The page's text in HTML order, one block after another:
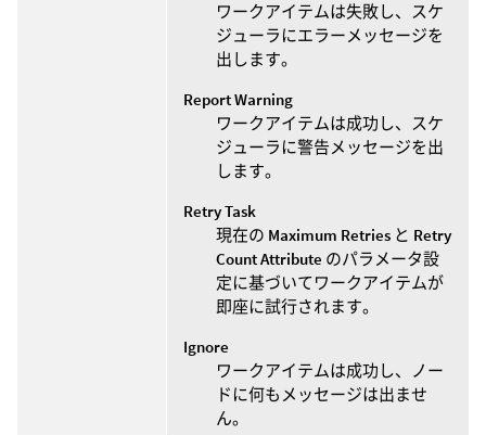
ワークアイテムは失敗し、スケ
ジューラにエラーメッセージを
出します。
Report Warning
ワークアイテムは成功し、スケ
ジューラに警告メッセージを出
します。
Retry Task
現在の Maximum Retries と Retry
Count Attribute のパラメータ設
定に基づいてワークアイテムが
即座に試行されます。
Ignore
ワークアイテムは成功し、ノー
ドに何もメッセージは出ませ
ん。